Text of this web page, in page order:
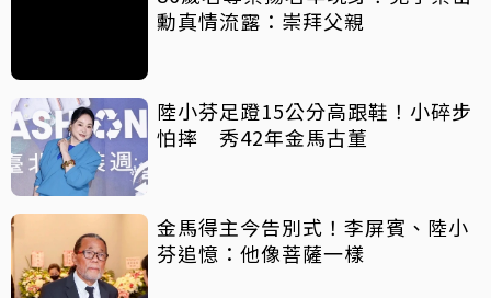
勳真情流露：崇拜父親
陸小芬足蹬15公分高跟鞋！小碎步
怕摔 秀42年金馬古董
金馬得主今告別式！李屏賓、陸小
芬追憶：他像菩薩一樣